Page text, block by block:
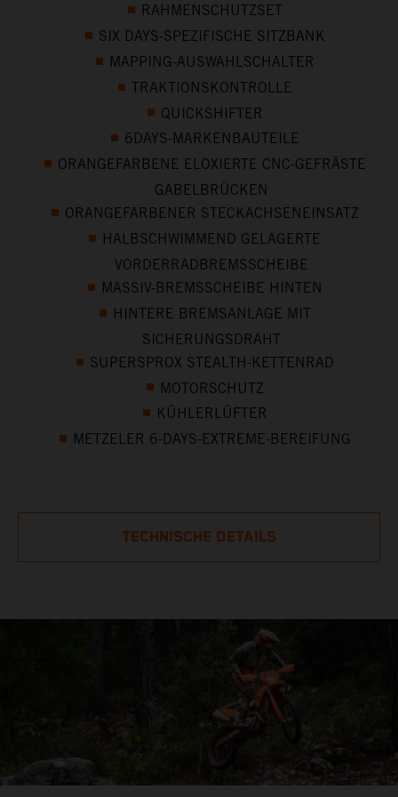
RAHMENSCHUTZSET
SIX DAYS-SPEZIFISCHE SITZBANK
MAPPING-AUSWAHLSCHALTER
TRAKTIONSKONTROLLE
QUICKSHIFTER
6DAYS-MARKENBAUTEILE
ORANGEFARBENE ELOXIERTE CNC-GEFRÄSTE
GABELBRÜCKEN
ORANGEFARBENER STECKACHSENEINSATZ
HALBSCHWIMMEND GELAGERTE
VORDERRADBREMSSCHEIBE
MASSIV-BREMSSCHEIBE HINTEN
HINTERE BREMSANLAGE MIT
SICHERUNGSDRAHT
SUPERSPROX STEALTH-KETTENRAD
MOTORSCHUTZ
KÜHLERLÜFTER
METZELER 6-DAYS-EXTREME-BEREIFUNG
TECHNISCHE DETAILS